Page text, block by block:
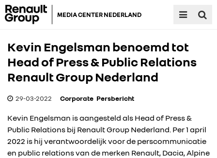
MEDIA CENTER NEDERLAND
Kevin Engelsman benoemd tot
Head of Press & Public Relations
Renault Group Nederland
29-03-2022 Corporate Persbericht
Kevin Engelsman is aangesteld als Head of Press &
Public Relations bij Renault Group Nederland. Per 1 april
2022 is hij verantwoordelijk voor de perscommunicatie
en public relations van de merken Renault, Dacia, Alpine